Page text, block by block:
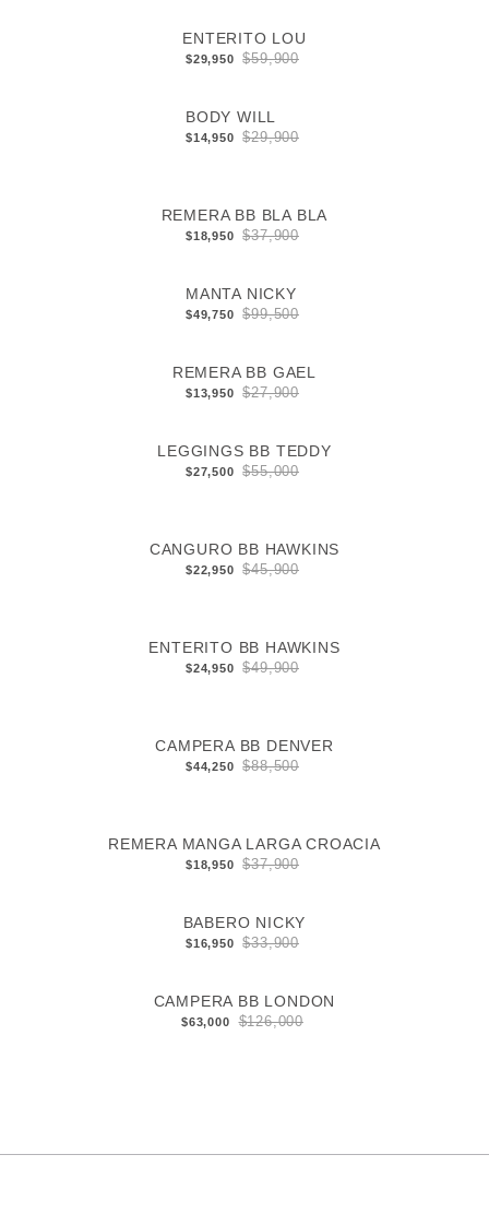
ENTERITO LOU
$29,950 $59,900
BODY WILL
$14,950 $29,900
REMERA BB BLA BLA
$18,950 $37,900
MANTA NICKY
$49,750 $99,500
REMERA BB GAEL
$13,950 $27,900
LEGGINGS BB TEDDY
$27,500 $55,000
CANGURO BB HAWKINS
$22,950 $45,900
ENTERITO BB HAWKINS
$24,950 $49,900
CAMPERA BB DENVER
$44,250 $88,500
REMERA MANGA LARGA CROACIA
$18,950 $37,900
BABERO NICKY
$16,950 $33,900
CAMPERA BB LONDON
$63,000 $126,000